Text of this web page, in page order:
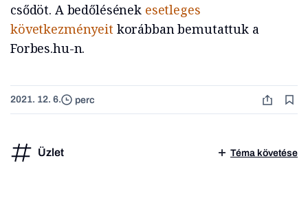
csődöt. A bedőlésének esetleges
következményeitkorábban bemutattuk a
Forbes.hu-n.
2021. 12. 6. perc
Üzlet Téma követése